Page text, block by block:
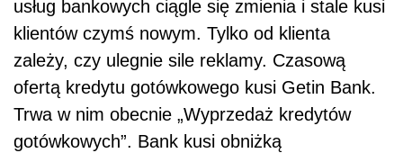
usług bankowych ciągle się zmienia i stale kusi
klientów czymś nowym. Tylko od klienta
zależy, czy ulegnie sile reklamy. Czasową
ofertą kredytu gotówkowego kusi Getin Bank.
Trwa w nim obecnie „Wyprzedaż kredytów
gotówkowych”. Bank kusi obniżką